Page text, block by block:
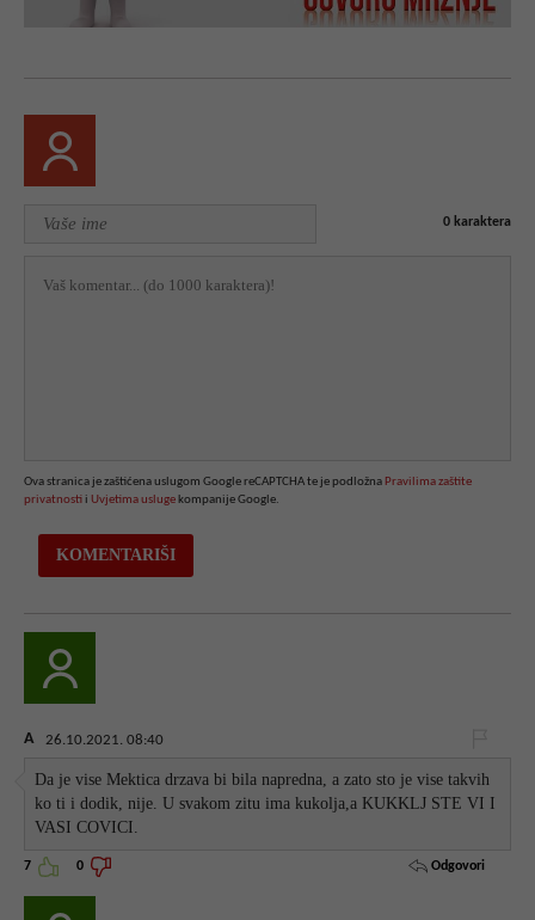
0 karaktera
Ova stranica je zaštićena uslugom Google reCAPTCHA te je podložna Pravilima zaštite
privatnosti i Uvjetima usluge kompanije Google.
A 26.10.2021. 08:40
Da je vise Mektica drzava bi bila napredna, a zato sto je vise takvih
ko ti i dodik, nije. U svakom zitu ima kukolja,a KUKKLJ STE VI I
VASI COVICI.
7 0 Odgovori